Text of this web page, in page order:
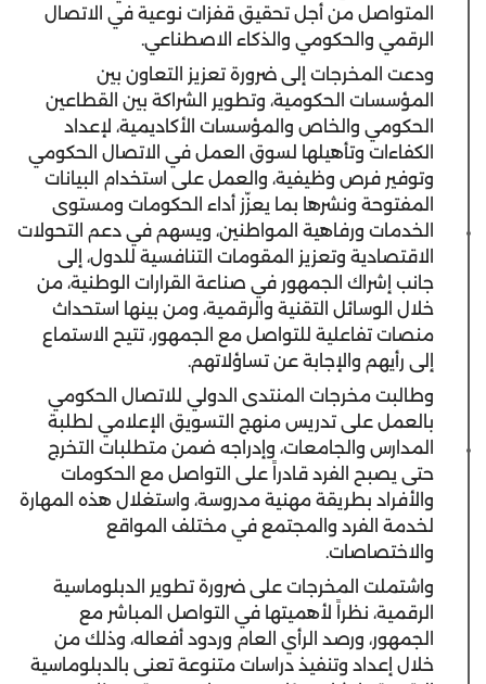
المتواصل من أجل تحقيق قفزات نوعية في الاتصال
الرقمي والحكومي والذكاء الاصطناعي.
ودعت المخرجات إلى ضرورة تعزيز التعاون بين
المؤسسات الحكومية، وتطوير الشراكة بين القطاعين
الحكومي والخاص والمؤسسات الأكاديمية، لإعداد
الكفاءات وتأهيلها لسوق العمل في الاتصال الحكومي
وتوفير فرص وظيفية، والعمل على استخدام البيانات
المفتوحة ونشرها بما يعزّز أداء الحكومات ومستوى
الخدمات ورفاهية المواطنين، ويسهم في دعم التحولات
الاقتصادية وتعزيز المقومات التنافسية للدول، إلى
جانب إشراك الجمهور في صناعة القرارات الوطنية، من
خلال الوسائل التقنية والرقمية، ومن بينها استحداث
منصات تفاعلية للتواصل مع الجمهور، تتيح الاستماع
إلى رأيهم والإجابة عن تساؤلاتهم.
وطالبت مخرجات المنتدى الدولي للاتصال الحكومي
بالعمل على تدريس منهج التسويق الإعلامي لطلبة
المدارس والجامعات، وإدراجه ضمن متطلبات التخرج
حتى يصبح الفرد قادراً على التواصل مع الحكومات
والأفراد بطريقة مهنية مدروسة، واستغلال هذه المهارة
لخدمة الفرد والمجتمع في مختلف المواقع
والاختصاصات.
واشتملت المخرجات على ضرورة تطوير الدبلوماسية
الرقمية، نظراً لأهميتها في التواصل المباشر مع
الجمهور، ورصد الرأي العام وردود أفعاله، وذلك من
خلال إعداد وتنفيذ دراسات متنوعة تعنى بالدبلوماسية